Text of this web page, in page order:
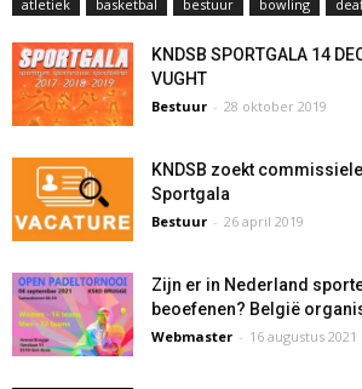
atletiek basketbal bestuur bowling
KNDSB SPORTGALA 14
VUGHT
Bestuur - 28 oktober 2019
KNDSB zoekt
Sportgala
Bestuur - 26 april 2019
Zijn er in Nederland
beoefenen? België
Webmaster - 16 augustus 2021